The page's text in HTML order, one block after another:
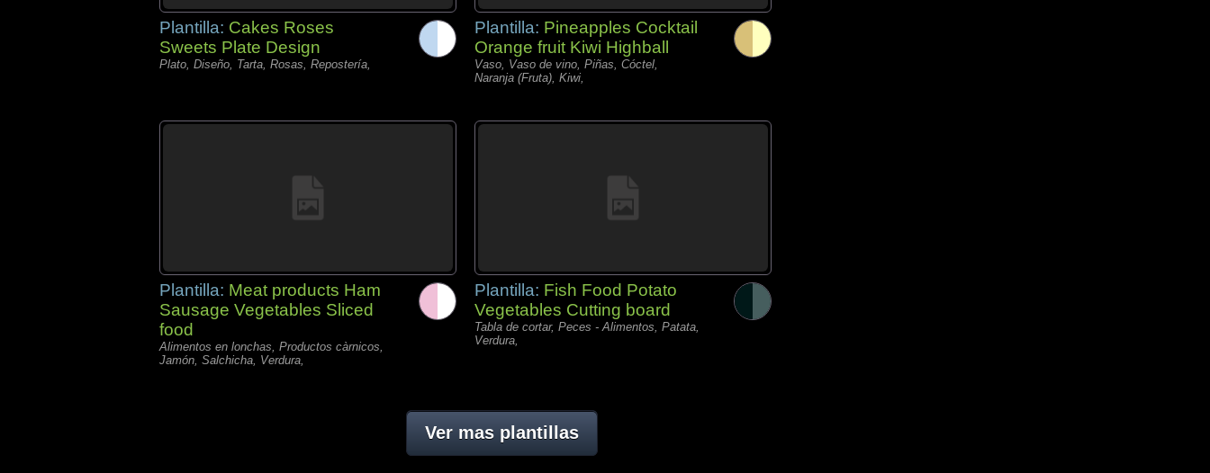
Plantilla: Cakes Roses
Sweets Plate Design
Plato, Diseño, Tarta, Rosas, Repostería,
Plantilla: Pineapples Cocktail
Orange fruit Kiwi Highball
Vaso, Vaso de vino, Piñas, Cóctel,
Naranja (Fruta), Kiwi,
Plantilla: Meat products Ham
Sausage Vegetables Sliced
food
Alimentos en lonchas, Productos càrnicos,
Jamón, Salchicha, Verdura,
Plantilla: Fish Food Potato
Vegetables Cutting board
Tabla de cortar, Peces - Alimentos, Patata,
Verdura,
Ver mas plantillas